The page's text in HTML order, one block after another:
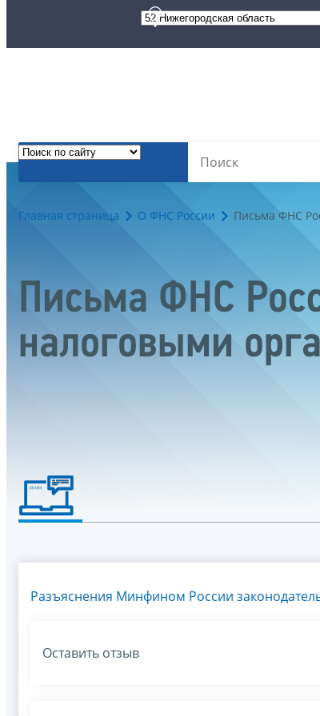
Главная страница О ФНС России Письма ФНС
Письма ФНС
налоговыми
Разъяснения Минфином России
Оставить отзыв